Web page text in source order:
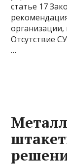
статье 17
Отсутствие
…